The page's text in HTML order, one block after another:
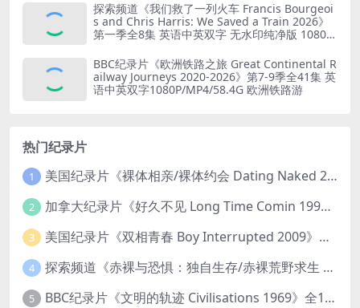
探索频道《我们救了一列火车 Francis Bourgeoi
s and Chris Harris: We Saved a Train 2026》
第一季全8集 英语中英双字 无水印纯净版 1080P/
BBC纪录片《欧洲铁路之旅 Great Continental R
ailway Journeys 2020-2026》第7-9季全41集 英
语中英双字1080P/MP4/58.4G 欧洲铁路游
热门纪录片
1 美国纪录片《裸体相亲/裸体约会 Dating Naked 2014-2016》第1-3季全33集 英语中英双字 无水印纯净版 1080P/MKV/85.6G 裸体相亲真人秀
2 加拿大纪录片《好久不见 Long Time Comin 1993》英语中英双字 官方纯净版 1080P/MKV/1G 女同性艺术家
3 美国纪录片《双相青春 Boy Interrupted 2009》英语中英双字 官方纯净版 1080P/MKV/1.43G 青少年躁郁症
4 探索频道《赤裸与恐惧：独自生存/赤裸荒野求生 Naked and Afraid: Solo 2023》第一季全8集 英语中英双字 官方纯净版 高码1080P/MKV/45.4G
5 BBC纪录片《文明的轨迹 Civilisations 1969》全13集 英语中英双字 高清收藏版 1080P/MKV/64.1G 西方艺术史话